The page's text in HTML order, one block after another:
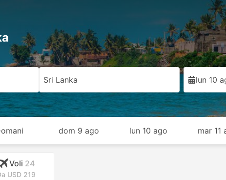
Sri Lanka lun 10
dom 9 ago lun 10 ago mar 11
Voli 24
USD 219